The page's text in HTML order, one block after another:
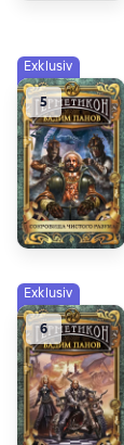
Exklusiv
5
Exklusiv
6